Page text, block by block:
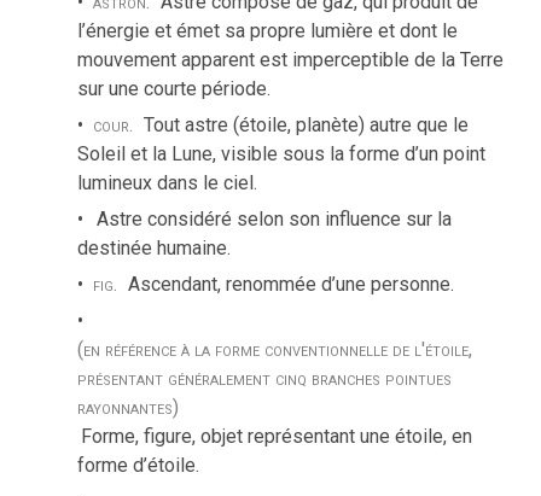
l’énergie et émet sa propre lumière et dont le
mouvement apparent est imperceptible de la Terre
sur une courte période.
cour. Tout astre (étoile, planète) autre que le
Soleil et la Lune, visible sous la forme d’un point
lumineux dans le ciel.
Astre considéré selon son influence sur la
destinée humaine.
fig. Ascendant, renommée d’une personne.
(en référence à la forme conventionnelle de l'étoile,
présentant généralement cinq branches pointues
rayonnantes)
Forme, figure, objet représentant une étoile, en
forme d’étoile.